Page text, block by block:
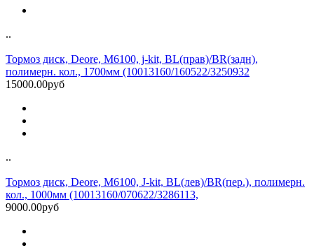
..
Тормоз диск, Deore, M6100, j-kit, BL(прав)/BR(задн),
полимерн. кол., 1700мм (10013160/160522/3250932
15000.00руб
..
Тормоз диск, Deore, M6100, J-kit, BL(лев)/BR(пер.), полимерн.
кол., 1000мм (10013160/070622/3286113,
9000.00руб